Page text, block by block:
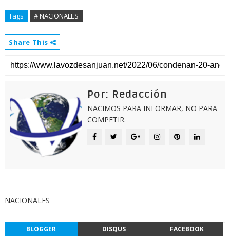
Tags # NACIONALES
Share This
Por: Redacción
NACIMOS PARA INFORMAR, NO PARA
COMPETIR.
NACIONALES
BLOGGER DISQUS FACEBOOK